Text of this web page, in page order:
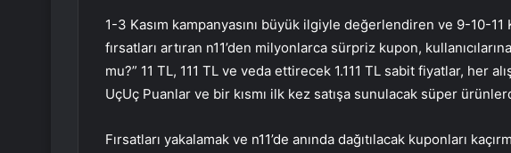
1-3 Kasım kampanyasını büyük ilgiyle değerlendiren ve 9-10-
fırsatları artıran n11’den milyonlarca sürpriz kupon,
mu?” 11 TL, 111 TL ve veda ettirecek 1.111 TL sabit fiyatlar, her
UçUç Puanlar ve bir kısmı ilk kez satışa sunulacak süper
Fırsatları yakalamak ve n11’de anında dağıtılacak kuponları